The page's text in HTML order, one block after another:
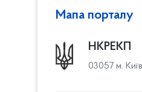
Мапа порталу
НКРЕКП
03057 м.